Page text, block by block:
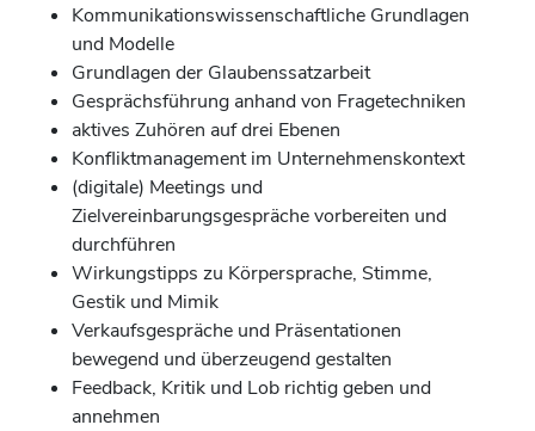
Kommunikationswissenschaftliche Grundlagen
und Modelle
Grundlagen der Glaubenssatzarbeit
Gesprächsführung anhand von Fragetechniken
aktives Zuhören auf drei Ebenen
Konfliktmanagement im Unternehmenskontext
(digitale) Meetings und
Zielvereinbarungsgespräche vorbereiten und
durchführen
Wirkungstipps zu Körpersprache, Stimme,
Gestik und Mimik
Verkaufsgespräche und Präsentationen
bewegend und überzeugend gestalten
Feedback, Kritik und Lob richtig geben und
annehmen